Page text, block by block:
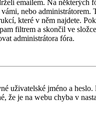
emailem. Na některých
nebo administrátorem.
které v něm najdete.
filtrem a skončil ve
administrátora fóra.
uživatelské jméno a heslo.
že je na webu chyba v